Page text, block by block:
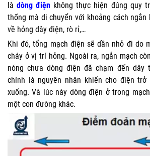
làdòng điện không thực hiện đúng quy
thống mà di chuyển với khoảng cách
về hỏng dây điện, rò rỉ,…
Khi đó, tổng mạch điện sẽ dần nhỏ đi do
cháy ở vị trí hỏng. Ngoài ra, ngắn mạch
nóng chưa dòng điện đã chạm đến dây
chính là nguyên nhân khiến cho điện trở
xuống. Và lúc này dòng điện ở trong
một con đường khác.